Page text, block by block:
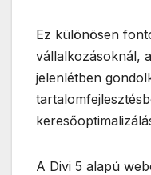
Ez különösen
vállalkozásoknál,
jelenlétben
A Divi 5 alapú